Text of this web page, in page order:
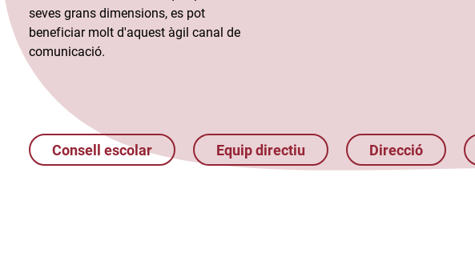
seves grans dimensions, es pot
beneficiar molt d'aquest àgil canal de
comunicació.​
Consell escolar Equip directiu Direcció